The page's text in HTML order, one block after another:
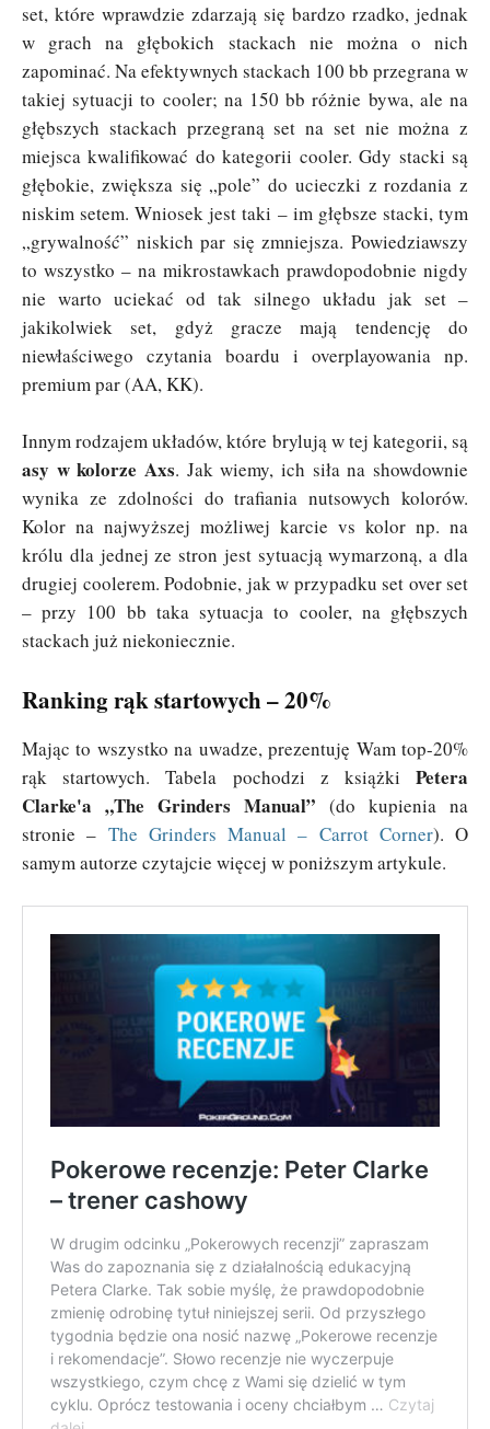
set, które wprawdzie zdarzają się bardzo rzadko, jednak
w grach na głębokich stackach nie można o nich
zapominać. Na efektywnych stackach 100 bb przegrana w
takiej sytuacji to cooler; na 150 bb różnie bywa, ale na
głębszych stackach przegraną set na set nie można z
miejsca kwalifikować do kategorii cooler. Gdy stacki są
głębokie, zwiększa się „pole” do ucieczki z rozdania z
niskim setem. Wniosek jest taki – im głębsze stacki, tym
„grywalność” niskich par się zmniejsza. Powiedziawszy
to wszystko – na mikrostawkach prawdopodobnie nigdy
nie warto uciekać od tak silnego układu jak set –
jakikolwiek set, gdyż gracze mają tendencję do
niewłaściwego czytania boardu i overplayowania np.
premium par (AA, KK).
Innym rodzajem układów, które brylują w tej kategorii, są
asy w kolorze Axs. Jak wiemy, ich siła na showdownie
wynika ze zdolności do trafiania nutsowych kolorów.
Kolor na najwyższej możliwej karcie vs kolor np. na
królu dla jednej ze stron jest sytuacją wymarzoną, a dla
drugiej coolerem. Podobnie, jak w przypadku set over set
– przy 100 bb taka sytuacja to cooler, na głębszych
stackach już niekoniecznie.
Ranking rąk startowych – 20%
Mając to wszystko na uwadze, prezentuję Wam top-20%
rąk startowych. Tabela pochodzi z książki Petera
Clarke'a „The Grinders Manual” (do kupienia na
stronie – The Grinders Manual – Carrot Corner). O
samym autorze czytajcie więcej w poniższym artykule.